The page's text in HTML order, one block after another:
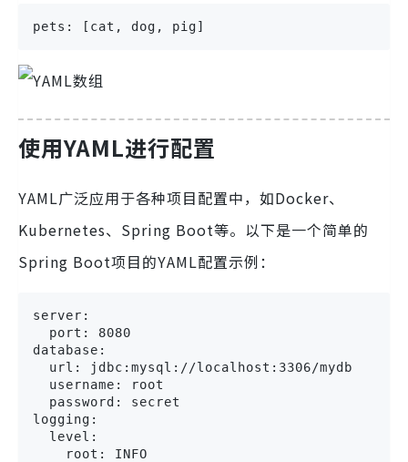
pets: [cat, dog, pig]
使用YAML进行配置
YAML广泛应用于各种项目配置中，如Docker、
Kubernetes、Spring Boot等。以下是一个简单的
Spring Boot项目的YAML配置示例：
server:
  port: 8080
database:
  url: jdbc:mysql://localhost:3306/mydb
  username: root
  password: secret
logging:
  level:
    root: INFO